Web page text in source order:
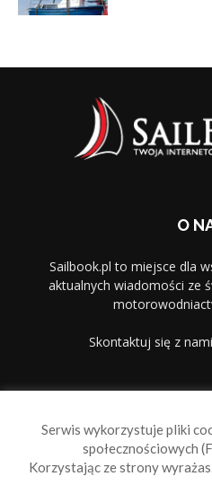
O
Sailbook.pl to miejsce dla
aktualnych wiadomości ze
Skontaktuj się z
Serwis wykorzystuje pliki
społecznościowych
Korzystając ze strony